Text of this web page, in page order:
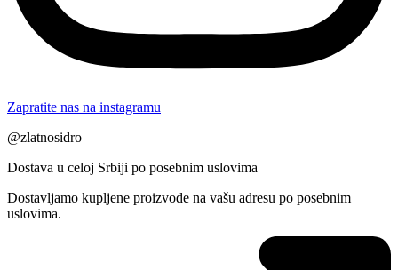
Zapratite nas na instagramu
@zlatnosidro
Dostava u celoj Srbiji po posebnim uslovima
Dostavljamo kupljene proizvode na vašu adresu po posebnim
uslovima.